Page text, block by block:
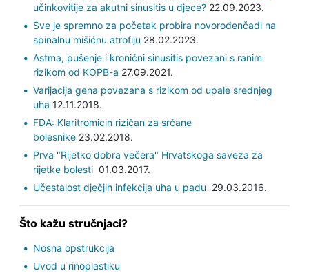
učinkovitije za akutni sinusitis u djece?22.09.2023.
Sve je spremno za početak probira novorođenčadi na
spinalnu mišićnu atrofiju 28.02.2023.
Astma, pušenje i kronični sinusitis povezani s ranim
rizikom od KOPB-a 27.09.2021.
Varijacija gena povezana s rizikom od upale srednjeg
uha 12.11.2018.
FDA: Klaritromicin rizičan za srčane
bolesnike23.02.2018.
Prva "Rijetko dobra večera" Hrvatskoga saveza za
rijetke bolesti 01.03.2017.
Učestalost dječjih infekcija uha u padu 29.03.2016.
Što kažu stručnjaci?
Nosna opstrukcija
Uvod u rinoplastiku